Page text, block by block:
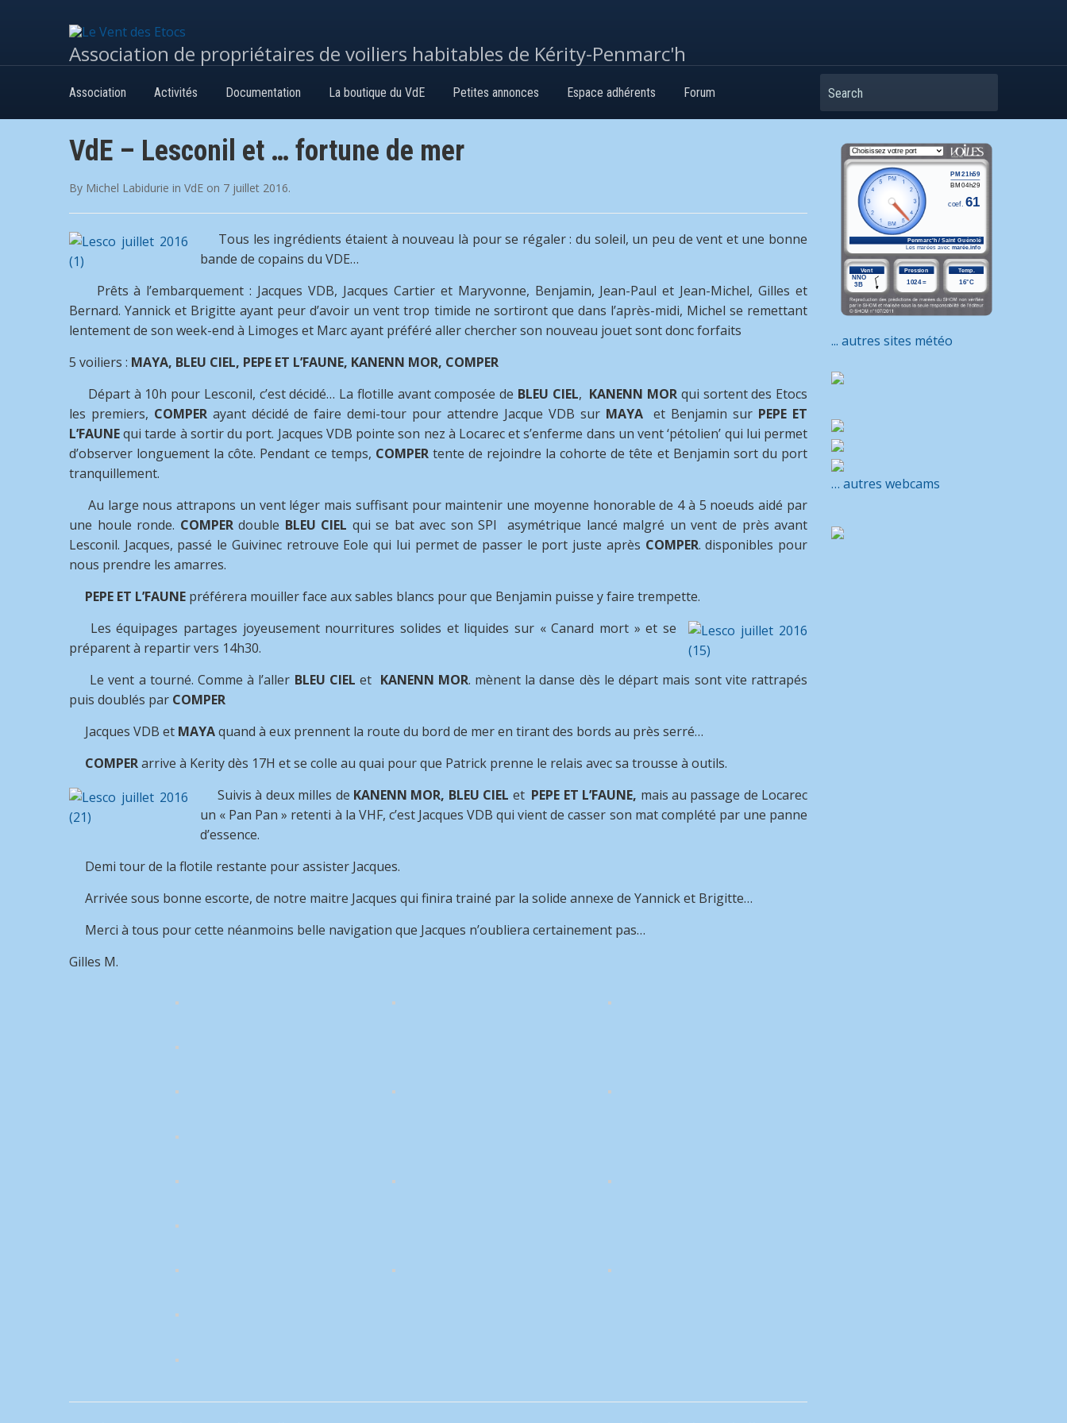
Association de propriétaires de voiliers habitables de Kérity-Penmarc'h
Association Activités Documentation La boutique du VdE Petites annonces Espace adhérents Forum Search
VdE – Lesconil et … fortune de mer
By Michel Labidurie in VdE on 7 juillet 2016.
Tous les ingrédients étaient à nouveau là pour se régaler : du soleil, un peu de vent et une bonne
bande de copains du VDE…
Prêts à l’embarquement : Jacques VDB, Jacques Cartier et Maryvonne, Benjamin, Jean-Paul et Jean-Michel, Gilles et
Bernard. Yannick et Brigitte ayant peur d’avoir un vent trop timide ne sortiront que dans l’après-midi, Michel se remettant
lentement de son week-end à Limoges et Marc ayant préféré aller chercher son nouveau jouet sont donc forfaits
5 voiliers : MAYA, BLEU CIEL, PEPE ET L’FAUNE, KANENN MOR, COMPER
Départ à 10h pour Lesconil, c’est décidé… La flotille avant composée de BLEU CIEL, KANENN MORqui sortent des Etocs
les premiers, COMPERayant décidé de faire demi-tour pour attendre Jacque VDB sur MAYAet Benjamin sur PEPE ET
L’FAUNEqui tarde à sortir du port. Jacques VDB pointe son nez à Locarec et s’enferme dans un vent ‘pétolien’ qui lui permet
d’observer longuement la côte. Pendant ce temps, COMPERtente de rejoindre la cohorte de tête et Benjamin sort du port
tranquillement.
Au large nous attrapons un vent léger mais suffisant pour maintenir une moyenne honorable de 4 à 5 noeuds aidé par
une houle ronde. COMPERdouble BLEU CIEL qui se bat avec son SPI asymétrique lancé malgré un vent de près avant
Lesconil. Jacques, passé le Guivinec retrouve Eole qui lui permet de passer le port juste après COMPER. disponibles pour
nous prendre les amarres.
PEPE ET L’FAUNE préférera mouiller face aux sables blancs pour que Benjamin puisse y faire trempette.
Les équipages partages joyeusement nourritures solides et liquides sur « Canard mort » et se
préparent à repartir vers 14h30.
Le vent a tourné. Comme à l’aller BLEU CIELet KANENN MOR. mènent la danse dès le départ mais sont vite rattrapés
puis doublés par COMPER
Jacques VDB et MAYAquand à eux prennent la route du bord de mer en tirant des bords au près serré…
COMPERarrive à Kerity dès 17H et se colle au quai pour que Patrick prenne le relais avec sa trousse à outils.
Suivis à deux milles de KANENN MOR, BLEU CIEL et PEPE ET L’FAUNE, mais au passage de Locarec
un « Pan Pan » retenti à la VHF, c’est Jacques VDB qui vient de casser son mat complété par une panne
d’essence.
Demi tour de la flotile restante pour assister Jacques.
Arrivée sous bonne escorte, de notre maitre Jacques qui finira trainé par la solide annexe de Yannick et Brigitte…
Merci à tous pour cette néanmoins belle navigation que Jacques n’oubliera certainement pas…
Gilles M.
... autres sites météo
… autres webcams